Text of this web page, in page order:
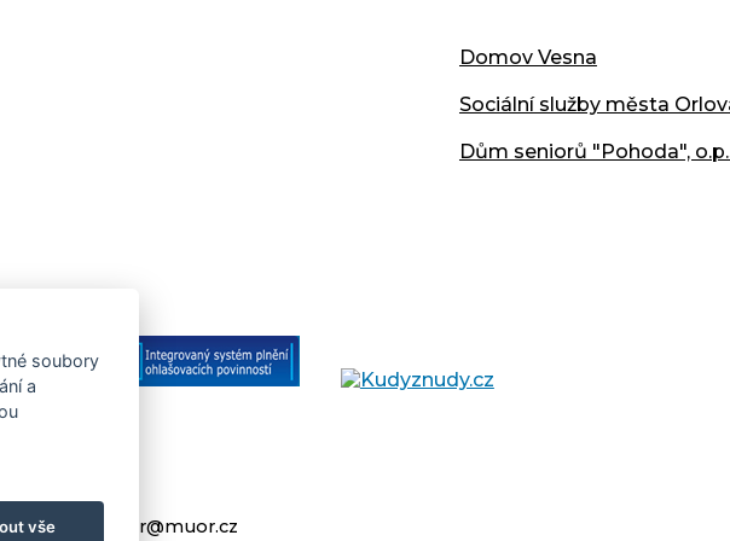
Domov Vesna
Sociální služby města
Dům seniorů "Pohoda",
Orlová
webmaster@muor.cz
soubory
a
vše